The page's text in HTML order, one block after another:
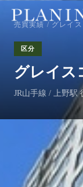
売買実績 / グレイ
区分
グレイス
JR山手線 / 上野駅